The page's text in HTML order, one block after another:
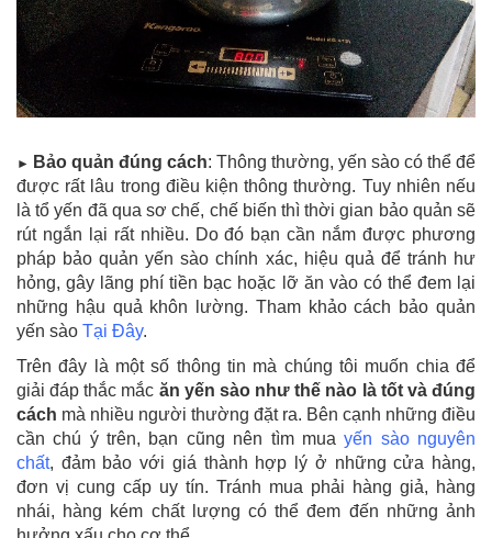
► Bảo quản đúng cách: Thông thường, yến sào có thể để
được rất lâu trong điều kiện thông thường. Tuy nhiên nếu
là tổ yến đã qua sơ chế, chế biến thì thời gian bảo quản sẽ
rút ngắn lại rất nhiều. Do đó bạn cần nắm được phương
pháp bảo quản yến sào chính xác, hiệu quả để tránh hư
hỏng, gây lãng phí tiền bạc hoặc lỡ ăn vào có thể đem lại
những hậu quả khôn lường. Tham khảo cách bảo quản
yến sào Tại Đây.
Trên đây là một số thông tin mà chúng tôi muốn chia để
giải đáp thắc mắc ăn yến sào như thế nào là tốt và đúng
cách mà nhiều người thường đặt ra. Bên cạnh những điều
cần chú ý trên, bạn cũng nên tìm muayến sào nguyên
chất, đảm bảo với giá thành hợp lý ở những cửa hàng,
đơn vị cung cấp uy tín. Tránh mua phải hàng giả, hàng
nhái, hàng kém chất lượng có thể đem đến những ảnh